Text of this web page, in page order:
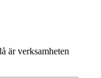
är verksamheten